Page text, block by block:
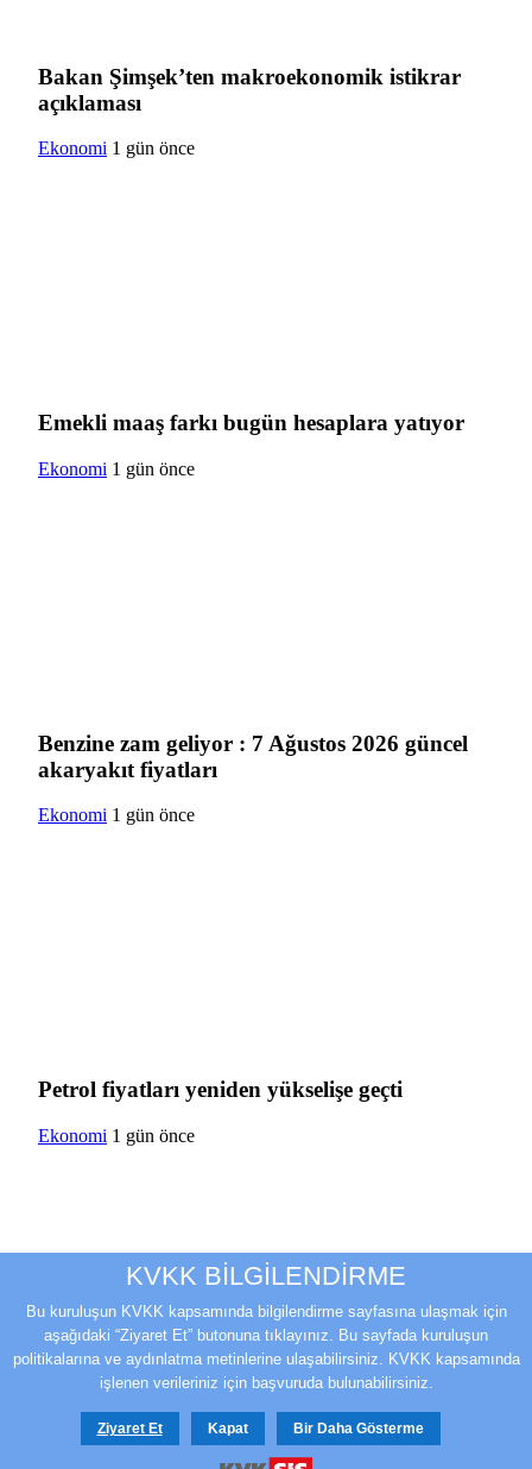
Bakan Şimşek’ten makroekonomik istikrar
açıklaması
Ekonomi 1 gün önce
Emekli maaş farkı bugün hesaplara yatıyor
Ekonomi 1 gün önce
Benzine zam geliyor : 7 Ağustos 2026 güncel
akaryakıt fiyatları
Ekonomi 1 gün önce
Petrol fiyatları yeniden yükselişe geçti
Ekonomi 1 gün önce
Fed yetkililerinden faiz artışı mesajı
KVKK BİLGİLENDİRME
Bu kuruluşun KVKK kapsamında bilgilendirme sayfasına ulaşmak için
aşağıdaki “Ziyaret Et” butonuna tıklayınız. Bu sayfada kuruluşun
politikalarına ve aydınlatma metinlerine ulaşabilirsiniz. KVKK kapsamında
işlenen verileriniz için başvuruda bulunabilirsiniz.
Ziyaret Et Kapat Bir Daha Gösterme